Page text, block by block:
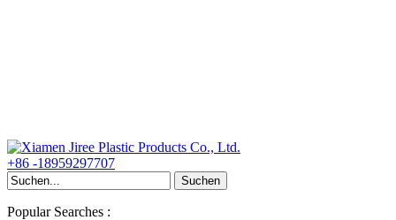
+86 -18959297707
Popular Searches :